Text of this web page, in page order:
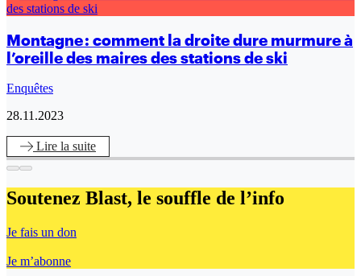
Montagne : comment la droite dure murmure à
l’oreille des maires des stations de ski
Enquêtes
28.11.2023
Lire la suite
Soutenez Blast, le souffle de l’info
Je fais un don
Je m’abonne